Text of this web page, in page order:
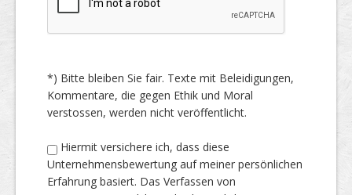
*) Bitte bleiben Sie fair. Texte mit Beleidigungen,
Kommentare, die gegen Ethik und Moral
verstossen, werden nicht veröffentlicht.
Hiermit versichere ich, dass diese
Unternehmensbewertung auf meiner persönlichen
Erfahrung basiert. Das Verfassen von